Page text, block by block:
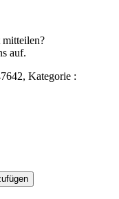
mitteilen?
auf.
Kategorie :